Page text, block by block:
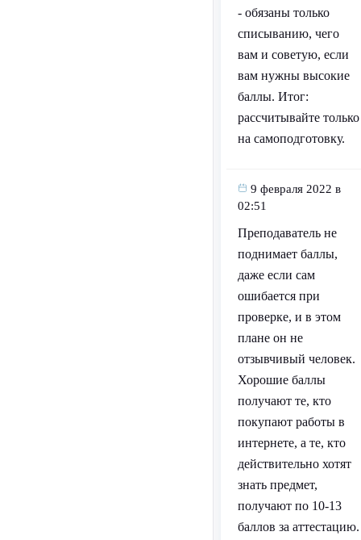
- обязаны только
списыванию, чего
вам и советую, если
вам нужны высокие
баллы. Итог:
рассчитывайте только
на самоподготовку.
9 февраля 2022 в
02:51
Преподаватель не
поднимает баллы,
даже если сам
ошибается при
проверке, и в этом
плане он не
отзывчивый человек.
Хорошие баллы
получают те, кто
покупают работы в
интернете, а те, кто
действительно хотят
знать предмет,
получают по 10-13
баллов за аттестацию.